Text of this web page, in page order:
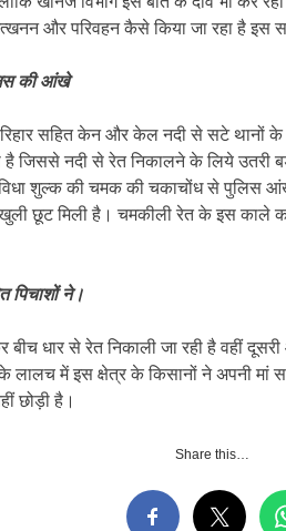
और परिवहन कैसे किया जा रहा है इस
की आंखे
सहित केन और केल नदी से सटे थानों
है जिससे नदी से रेत निकालने के लिये उतरी
शुल्क की चमक की चकाचोंध से पुलिस
छूट मिली है। चमकीली रेत के इस काले
पिचाशों ने।
धार से रेत निकाली जा रही है वहीं
लालच में इस क्षेत्र के किसानों ने अपनी मां
छोड़ी है।
Share this…